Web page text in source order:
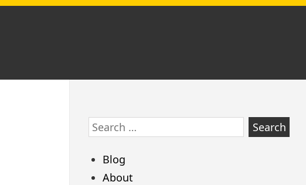
Skip
to
footer
Search
for:
Blog
About